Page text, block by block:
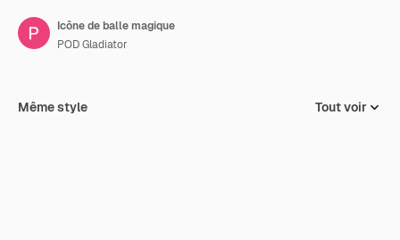
Icône de balle magique
POD Gladiator
Même style Tout voir